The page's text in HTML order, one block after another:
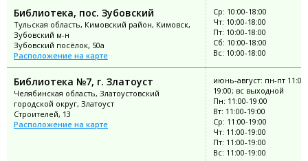
Библиотека, пос. Зубовский
Тульская область, Кимовский район, Кимовск,
Зубовский м-н
Зубовский посёлок, 50а
Расположение на карте
Ср: 10:00-18:00
Чт: 10:00-18:00
Пт: 10:00-18:00
Сб: 10:00-18:00
Вс: 10:00-18:00
Библиотека №7, г. Златоуст
Челябинская область, Златоустовский
городской округ, Златоуст
Строителей, 13
Расположение на карте
июнь-август: пн-пт 11:00-
19:00; вс выходной
Пн: 11:00-19:00
Вт: 11:00-19:00
Ср: 11:00-19:00
Чт: 11:00-19:00
Пт: 11:00-19:00
Вс: 11:00-19:00